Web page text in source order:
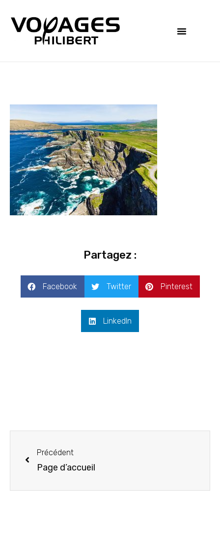
Partagez :
Facebook Twitter Pinterest
LinkedIn
Précédent
Page d’accueil